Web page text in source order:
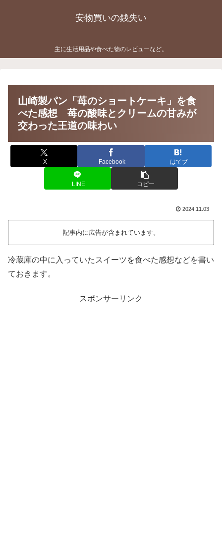
安物買いの銭失い
主に生活用品や食べた物のレビューなど。
山崎製パン「苺のショートケーキ」を食
べた感想 苺の酸味とクリームの甘みが
交わった王道の味わい
X Facebook はてブ
LINE コピー
2024.11.03
記事内に広告が含まれています。
冷蔵庫の中に入っていたスイーツを食べた感想などを書い
ておきます。
スポンサーリンク